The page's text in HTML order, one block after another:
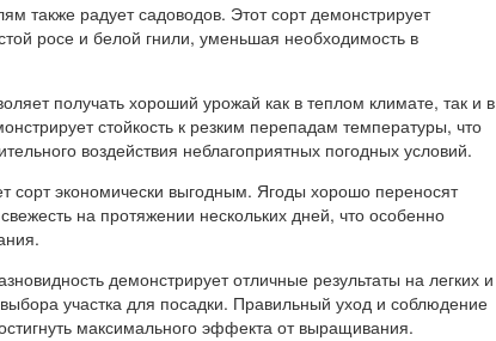
также радует садоводов. Этот сорт демонстрирует
росе и белой гнили, уменьшая необходимость в
получать хороший урожай как в теплом климате, так и в
стойкость к резким перепадам температуры, что
воздействия неблагоприятных погодных условий.
сорт экономически выгодным. Ягоды хорошо переносят
на протяжении нескольких дней, что особенно
демонстрирует отличные результаты на легких и
участка для посадки. Правильный уход и соблюдение
максимального эффекта от выращивания.